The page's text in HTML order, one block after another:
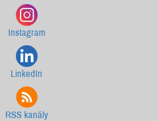
Instagram
LinkedIn
RSS kanály